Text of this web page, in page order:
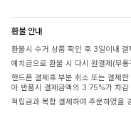
환불 안내
환불시 수거 상품 확인 후 3일이내
예치금으로 환불 시 다시 원결제(무
핸드폰 결제후 부분 취소 또는 결제
아 반품시 결제금액의 3.75%가 차감
적립금과 복합 결제하여 주문하였을